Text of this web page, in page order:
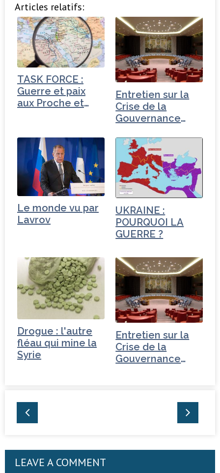
c
e
b
o
o
k
it
t
e
r
k
e
dI
n
ta
g
e
r
Articles relatifs:
TASK FORCE :
Guerre et paix
aux Proche et
Entretien sur la
Crise de la
Gouvernance
Turquie
Le monde vu par
Lavrov
UKRAINE :
POURQUOI LA
GUERRE ?
Drogue : l'autre
fléau qui mine la
Syrie
Entretien sur la
Crise de la
Gouvernance
LEAVE A COMMENT